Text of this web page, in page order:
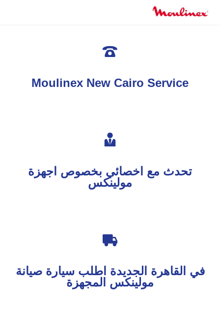

Moulinex New Cairo Service

تحدث مع اخصائي بخصوص اجهزة
مولينكس

في القاهرة الجديدة اطلب سيارة صيانة
مولينكس المجهزة